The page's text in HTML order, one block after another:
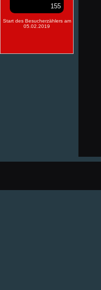
155
Start des Besucherzählers am
05.02.2019